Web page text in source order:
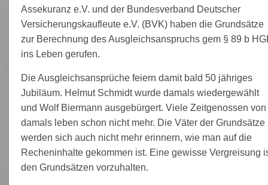
Assekuranz e.V. und der Bundesverband Deutscher
Versicherungskaufleute e.V. (BVK) haben die Grundsätze
zur Berechnung des Ausgleichsanspruchs gem § 89 b
ins Leben gerufen.
Die Ausgleichsansprüche feiern damit bald 50 jähriges
Jubiläum. Helmut Schmidt wurde damals wiedergewählt
und Wolf Biermann ausgebürgert. Viele Zeitgenossen von
damals leben schon nicht mehr. Die Väter der Grundsätze
werden sich auch nicht mehr erinnern, wie man auf die
Recheninhalte gekommen ist. Eine gewisse Vergreisung
den Grundsätzen vorzuhalten.